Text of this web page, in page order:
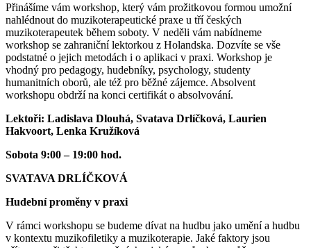
Přinášíme vám workshop, který vám prožitkovou formou umožní
nahlédnout do muzikoterapeutické praxe u tří českých
muzikoterapeutek během soboty. V neděli vám nabídneme
workshop se zahraniční lektorkou z Holandska. Dozvíte se vše
podstatné o jejich metodách i o aplikaci v praxi. Workshop je
vhodný pro pedagogy, hudebníky, psychology, studenty
humanitních oborů, ale též pro běžné zájemce. Absolvent
workshopu obdrží na konci certifikát o absolvování.
Lektoři: Ladislava Dlouhá, Svatava Drlíčková, Laurien
Hakvoort, Lenka Kružíková
Sobota 9:00 – 19:00 hod.
SVATAVA DRLÍČKOVÁ
Hudební proměny v praxi
V rámci workshopu se budeme dívat na hudbu jako umění a hudbu
v kontextu muzikofiletiky a muzikoterapie. Jaké faktory jsou